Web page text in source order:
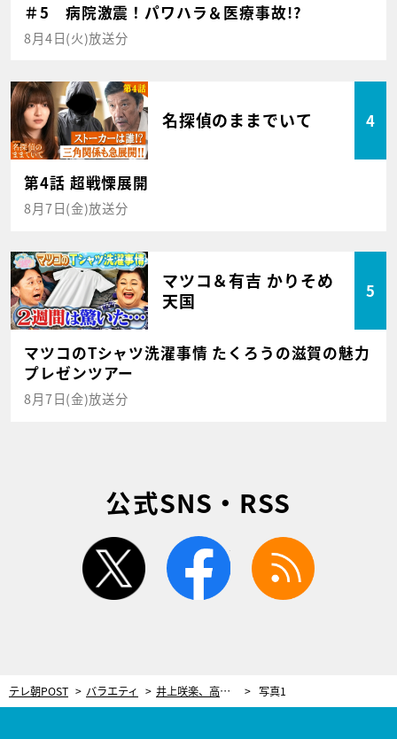
＃5 病院激震！パワハラ＆医療事故!?
8月4日(火)放送分
名探偵のままでいて 4
第4話 超戦慄展開
8月7日(金)放送分
マツコ＆有吉 かりそめ
天国
5
マツコのTシャツ洗濯事情 たくろうの滋賀の魅力
プレゼンツアー
8月7日(金)放送分
公式SNS・RSS
twitter facebook
テレ朝POST バラエティ 井上咲楽、高校時代の同級生夫婦のキスに「こっちが照れる」 実家では大号泣のサプライズも 写真1